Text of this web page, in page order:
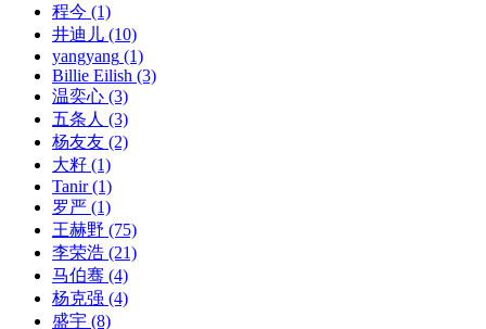
程今 (1)
井迪儿 (10)
yangyang (1)
Billie Eilish (3)
温奕心 (3)
五条人 (3)
杨友友 (2)
大籽 (1)
Tanir(1)
罗严 (1)
王赫野 (75)
李荣浩 (21)
马伯骞 (4)
杨克强 (4)
盛宇 (8)